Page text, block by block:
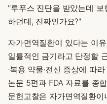
"루푸스 진단을 받았는데
하던데, 진짜인가요?"
자가면역질환이 있다는 이
일률적인 금기라고 단정할
·복용 약물·전신 증상에 따
논문 5편과 FDA 자료를 종
문헌고찰은 자가면역질환